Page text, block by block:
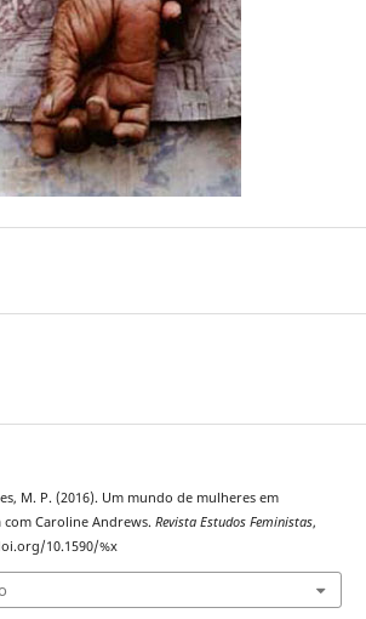
M. P. (2016). Um mundo de mulheres em
Caroline Andrews. Revista Estudos Feministas,
10.1590/%x